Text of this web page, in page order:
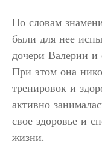
По словам
были для нее
дочери Валерии и
При этом она
тренировок и
активно
свое здоровье и
жизни.